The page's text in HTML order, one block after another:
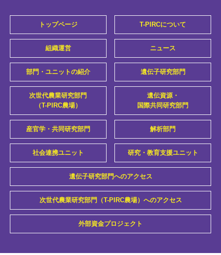
トップページ T-PIRCについて
組織運営 ニュース
部門・ユニットの紹介 遺伝子研究部門
次世代農業研究部門
（T-PIRC農場）
遺伝資源・
国際共同研究部門
産官学・共同研究部門 解析部門
社会連携ユニット 研究・教育支援ユニット
遺伝子研究部門へのアクセス
次世代農業研究部門（T-PIRC農場）へのアクセス
外部資金プロジェクト